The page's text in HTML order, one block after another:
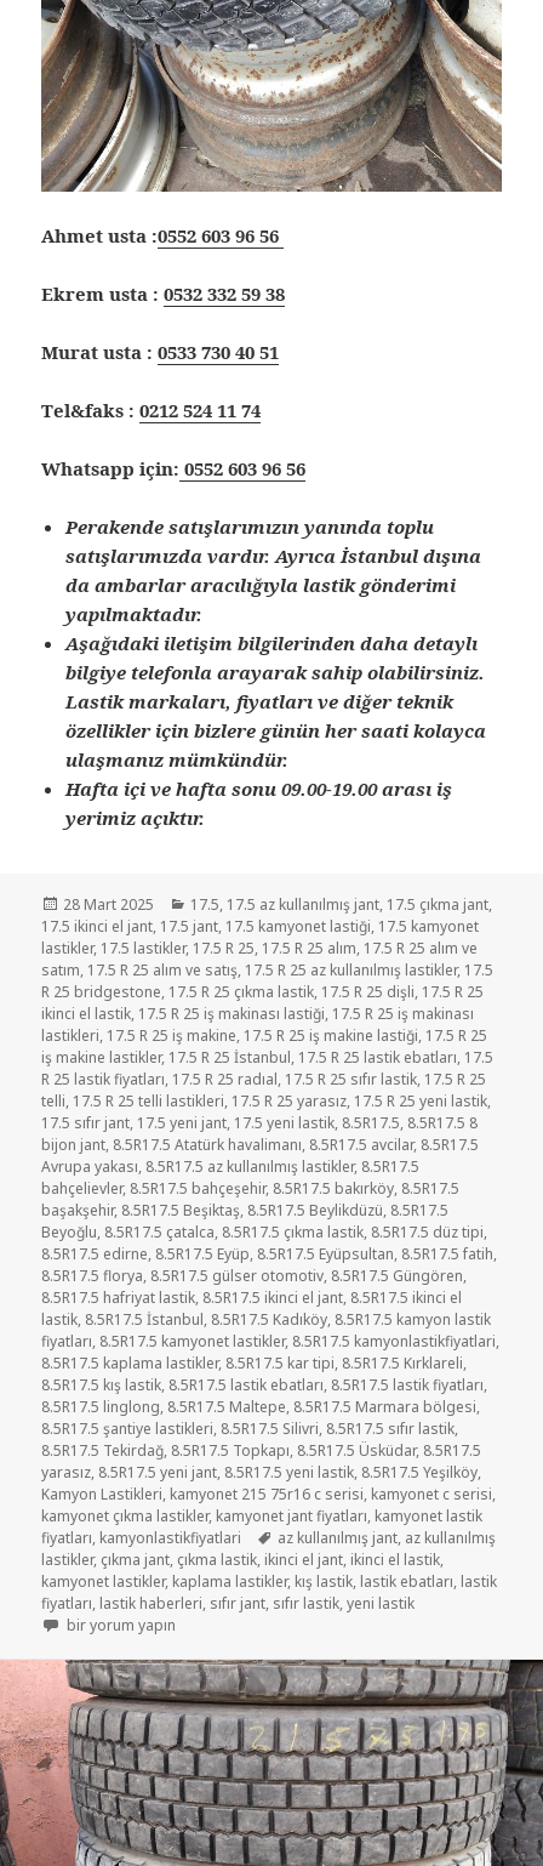
Ahmet usta :0552 603 96 56
Ekrem usta :0532 332 59 38
Murat usta :0533 730 40 51
Tel&faks :0212 524 11 74
Whatsapp için: 0552 603 96 56
Perakende satışlarımızın yanında toplu
satışlarımızda vardır. Ayrıca İstanbul dışına
da ambarlar aracılığıyla lastik gönderimi
yapılmaktadır.
Aşağıdaki iletişim bilgilerinden daha detaylı
bilgiye telefonla arayarak sahip olabilirsiniz.
Lastik markaları, fiyatları ve diğer teknik
özellikler için bizlere günün her saati kolayca
ulaşmanız mümkündür.
Hafta içi ve hafta sonu 09.00-19.00 arası iş
yerimiz açıktır.
Yayın
tarihi
28 Mart 2025 Kategoriler
17.5, 17.5 az kullanılmış jant, 17.5 çıkma jant,
17.5 ikinci el jant, 17.5 jant, 17.5 kamyonet lastiği, 17.5 kamyonet
lastikler, 17.5 lastikler, 17.5 R 25, 17.5 R 25 alım, 17.5 R 25 alım ve
satım, 17.5 R 25 alım ve satış, 17.5 R 25 az kullanılmış lastikler, 17.5
R 25 bridgestone, 17.5 R 25 çıkma lastik, 17.5 R 25 dişli, 17.5 R 25
ikinci el lastik, 17.5 R 25 iş makinası lastiği, 17.5 R 25 iş makinası
lastikleri, 17.5 R 25 iş makine, 17.5 R 25 iş makine lastiği, 17.5 R 25
iş makine lastikler, 17.5 R 25 İstanbul, 17.5 R 25 lastik ebatları, 17.5
R 25 lastik fiyatları, 17.5 R 25 radıal, 17.5 R 25 sıfır lastik, 17.5 R 25
telli, 17.5 R 25 telli lastikleri, 17.5 R 25 yarasız, 17.5 R 25 yeni lastik,
17.5 sıfır jant, 17.5 yeni jant, 17.5 yeni lastik, 8.5R17.5, 8.5R17.5 8
bijon jant, 8.5R17.5 Atatürk havalimanı, 8.5R17.5 avcilar, 8.5R17.5
Avrupa yakası, 8.5R17.5 az kullanılmış lastikler, 8.5R17.5
bahçelievler, 8.5R17.5 bahçeşehir, 8.5R17.5 bakırköy, 8.5R17.5
başakşehir, 8.5R17.5 Beşiktaş, 8.5R17.5 Beylikdüzü, 8.5R17.5
Beyoğlu, 8.5R17.5 çatalca, 8.5R17.5 çıkma lastik, 8.5R17.5 düz tipi,
8.5R17.5 edirne, 8.5R17.5 Eyüp, 8.5R17.5 Eyüpsultan, 8.5R17.5 fatih,
8.5R17.5 florya, 8.5R17.5 gülser otomotiv, 8.5R17.5 Güngören,
8.5R17.5 hafriyat lastik, 8.5R17.5 ikinci el jant, 8.5R17.5 ikinci el
lastik, 8.5R17.5 İstanbul, 8.5R17.5 Kadıköy, 8.5R17.5 kamyon lastik
fiyatları, 8.5R17.5 kamyonet lastikler, 8.5R17.5 kamyonlastikfiyatlari,
8.5R17.5 kaplama lastikler, 8.5R17.5 kar tipi, 8.5R17.5 Kırklareli,
8.5R17.5 kış lastik, 8.5R17.5 lastik ebatları, 8.5R17.5 lastik fiyatları,
8.5R17.5 linglong, 8.5R17.5 Maltepe, 8.5R17.5 Marmara bölgesi,
8.5R17.5 şantiye lastikleri, 8.5R17.5 Silivri, 8.5R17.5 sıfır lastik,
8.5R17.5 Tekirdağ, 8.5R17.5 Topkapı, 8.5R17.5 Üsküdar, 8.5R17.5
yarasız, 8.5R17.5 yeni jant, 8.5R17.5 yeni lastik, 8.5R17.5 Yeşilköy,
Kamyon Lastikleri, kamyonet 215 75r16 c serisi, kamyonet c serisi,
kamyonet çıkma lastikler, kamyonet jant fiyatları, kamyonet lastik
fiyatları, kamyonlastikfiyatlari Etiketler
az kullanılmış jant, az kullanılmış
lastikler, çıkma jant, çıkma lastik, ikinci el jant, ikinci el lastik,
kamyonet lastikler, kaplama lastikler, kış lastik, lastik ebatları, lastik
fiyatları, lastik haberleri, sıfır jant, sıfır lastik,yeni lastik
8.5R17.5 İKİNCİ EL AZ KULLANILMIŞ LASTİK için
bir yorum yapın